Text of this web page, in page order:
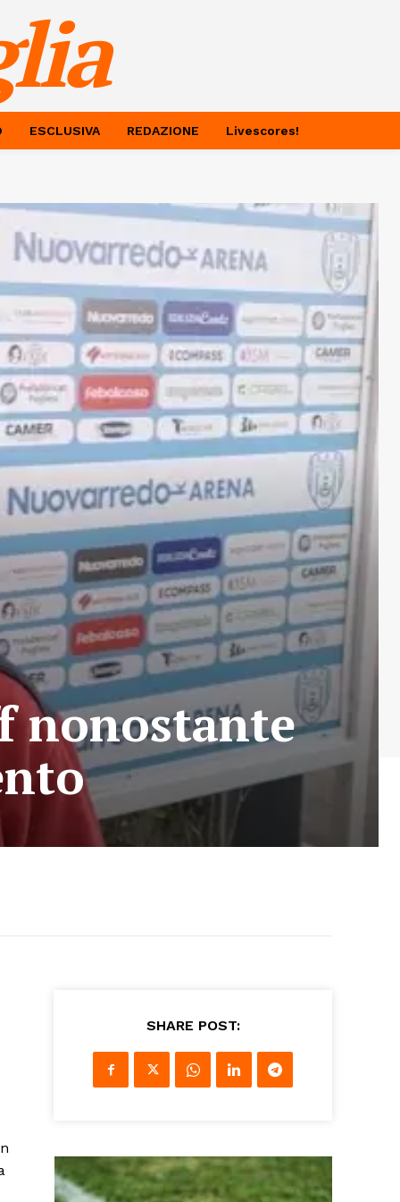
ESCLUSIVA REDAZIONE Livescores!
nonostante
SHARE POST: